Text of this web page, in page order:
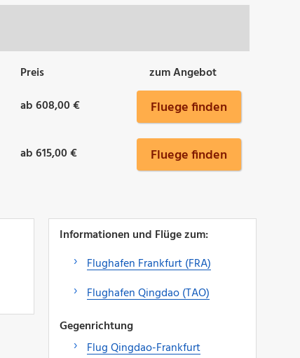
Preis
zum Angebot
ab 608,00 € Fluege finden
ab 615,00 € Fluege finden
Informationen und Flüge zum:
Flughafen Frankfurt (FRA)
Flughafen Qingdao (TAO)
Gegenrichtung
Flug Qingdao-Frankfurt